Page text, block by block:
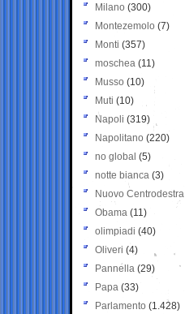
Milano (300)
Montezemolo (7)
Monti (357)
moschea (11)
Musso (10)
Muti (10)
Napoli (319)
Napolitano (220)
no global (5)
notte bianca (3)
Nuovo Centrodestra
Obama (11)
olimpiadi (40)
Oliveri (4)
Pannella (29)
Papa (33)
Parlamento (1.428)